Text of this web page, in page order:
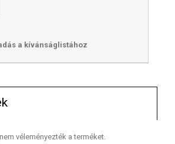
a kívánságlistához
véleményezték a terméket.